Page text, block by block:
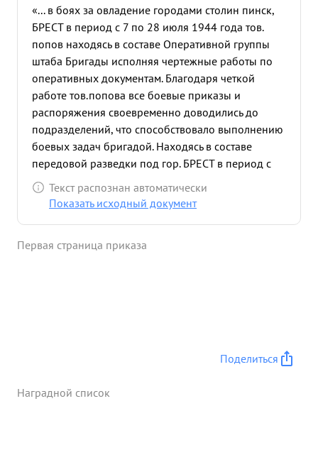
«... в боях за овладение городами столин пинск,
БРЕСТ в период с 7 по 28 июля 1944 года тов.
попов находясь в составе Оперативной группы
штаба Бригады исполняя чертежные работы по
оперативных документам. Благодаря четкой
работе тов.попова все боевые приказы и
распоряжения своевременно доводились до
подразделений, что способствовало выполнению
боевых задач бригадой. Находясь в составе
передовой разведки под гор. БРЕСТ в период с
25 по 28 июля 1944 года тов. попов находясь в
боевых порядках пехоты не под сильным
укреплений противника. Благодаря точному
Текст распознан автоматически
Показать исходный документ
Первая страница приказа
Поделиться
Наградной список